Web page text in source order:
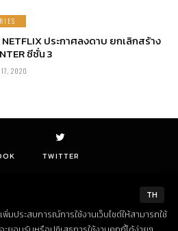
ประกาศลงดาบ ยกเลิกสร้าง
ซีซั่น 3
2020
TWITTER
All Rights Reserved
TH
พิ่มประสบการณ์การใช้งานเว็บไซต์ให้สามารถใช้